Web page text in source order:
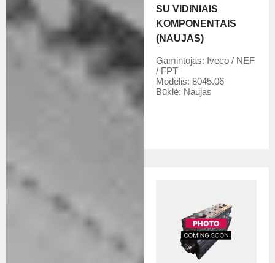
SU VIDINIAIS
KOMPONENTAIS
(NAUJAS)
Gamintojas: Iveco / NEF
/ FPT
Modelis:8045.06
Būklė: Naujas